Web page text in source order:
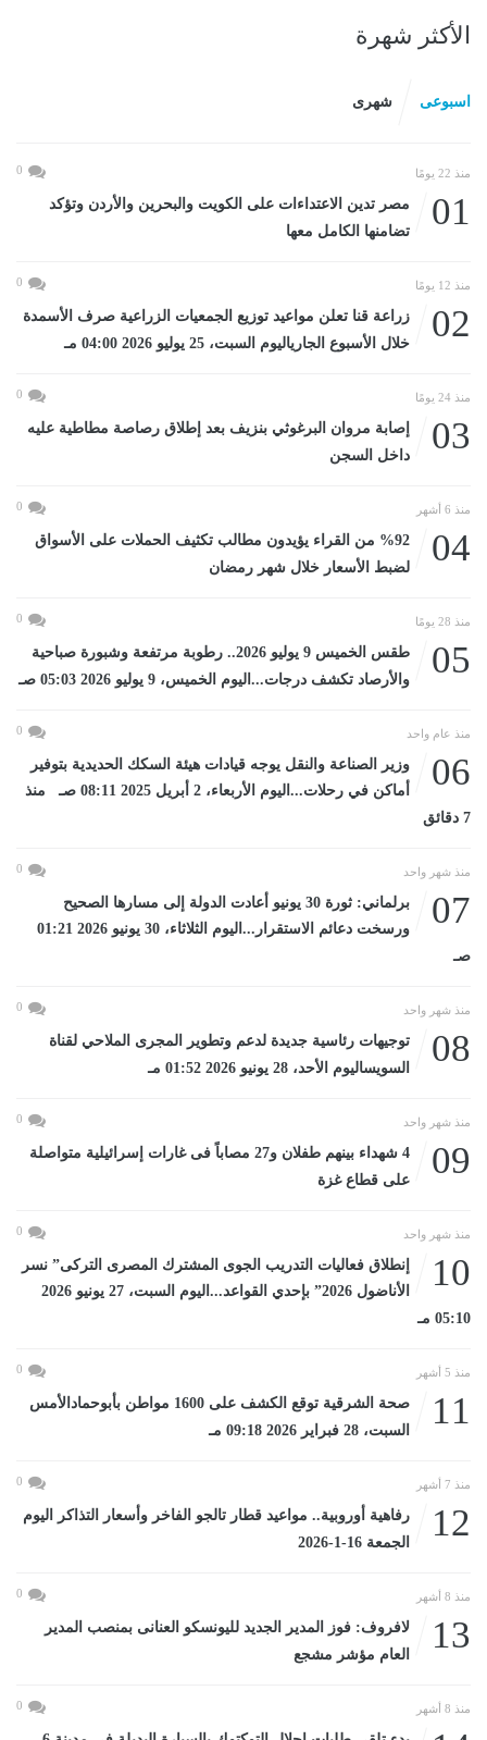
الأكثر شهرة
اسبوعى شهرى
منذ 22 يومًا 0
01
مصر تدين الاعتداءات على الكويت والبحرين والأردن وتؤكد
تضامنها الكامل معها
منذ 12 يومًا 0
02
زراعة قنا تعلن مواعيد توزيع الجمعيات الزراعية صرف الأسمدة
خلال الأسبوع الجارياليوم السبت، 25 يوليو 2026 04:00 مـ
منذ 24 يومًا 0
03
إصابة مروان البرغوثي بنزيف بعد إطلاق رصاصة مطاطية عليه
داخل السجن
منذ 6 أشهر 0
04
%92 من القراء يؤيدون مطالب تكثيف الحملات على الأسواق
لضبط الأسعار خلال شهر رمضان
منذ 28 يومًا 0
05
طقس الخميس 9 يوليو 2026.. رطوبة مرتفعة وشبورة صباحية
والأرصاد تكشف درجات...اليوم الخميس، 9 يوليو 2026 05:03 صـ
منذ عام واحد 0
06
وزير الصناعة والنقل يوجه قيادات هيئة السكك الحديدية بتوفير
أماكن في رحلات...اليوم الأربعاء، 2 أبريل 2025 08:11 صـ منذ
7 دقائق
منذ شهر واحد 0
07
برلماني: ثورة 30 يونيو أعادت الدولة إلى مسارها الصحيح
ورسخت دعائم الاستقرار...اليوم الثلاثاء، 30 يونيو 2026 01:21
صـ
منذ شهر واحد 0
08
توجيهات رئاسية جديدة لدعم وتطوير المجرى الملاحي لقناة
السويساليوم الأحد، 28 يونيو 2026 01:52 مـ
منذ شهر واحد 0
09
4 شهداء بينهم طفلان و27 مصاباً فى غارات إسرائيلية متواصلة
على قطاع غزة
منذ شهر واحد 0
10
إنطلاق فعاليات التدريب الجوى المشترك المصرى التركى” نسر
الأناضول 2026” بإحدي القواعد...اليوم السبت، 27 يونيو 2026
05:10 مـ
منذ 5 أشهر 0
11
صحة الشرقية توقع الكشف على 1600 مواطن بأبوحمادالأمس
السبت، 28 فبراير 2026 09:18 مـ
منذ 7 أشهر 0
12
رفاهية أوروبية.. مواعيد قطار تالجو الفاخر وأسعار التذاكر اليوم
الجمعة 16-1-2026
منذ 8 أشهر 0
13
لافروف: فوز المدير الجديد لليونسكو العنانى بمنصب المدير
العام مؤشر مشجع
منذ 8 أشهر 0